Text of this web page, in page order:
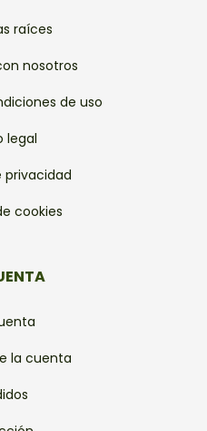
raíces
nosotros
de uso
legal
privacidad
cookies
la cuenta